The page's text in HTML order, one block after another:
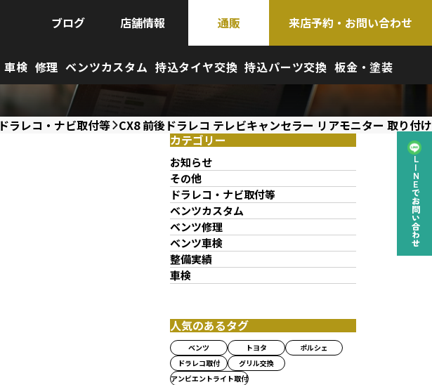
ブログ 店舗情報 通販 来店予約・お問い合わせ
車検 修理 ベンツカスタム 持込タイヤ交換 持込パーツ交換 板金・塗装
LINEでお問い合わせ
ドラレコ・ナビ取付等 CX8 前後ドラレコ テレビキャンセラー リアモニター 取り付け
カテゴリー
お知らせ
その他
ドラレコ・ナビ取付等
ベンツカスタム
ベンツ修理
ベンツ車検
整備実績
車検
人気のあるタグ
ベンツ トヨタ
ポルシェ
ドラレコ取付
グリル交換
アンビエントライト取付